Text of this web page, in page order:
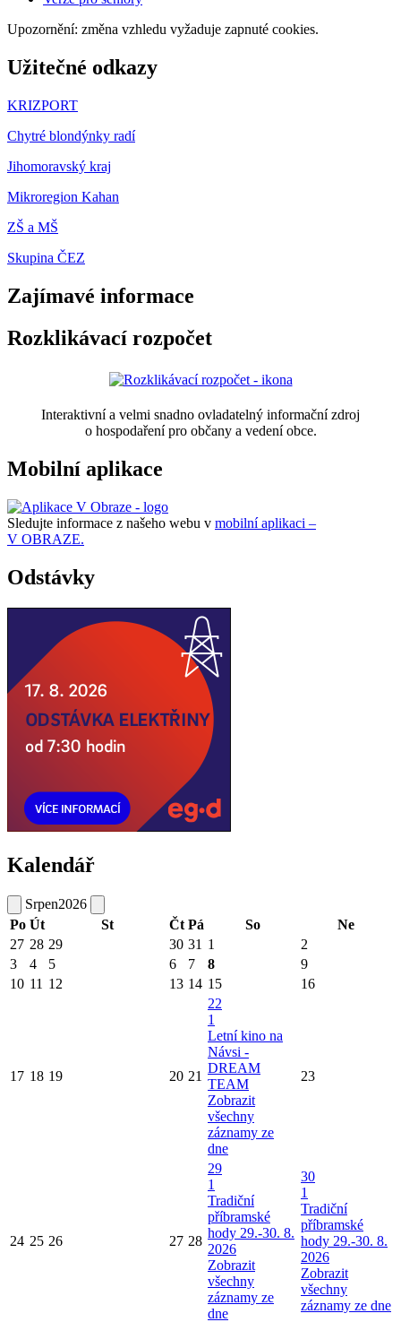
Upozornění: změna vzhledu vyžaduje zapnuté cookies.
Užitečné odkazy
KRIZPORT
Chytré blondýnky radí
Jihomoravský kraj
Mikroregion Kahan
ZŠ a MŠ
Skupina ČEZ
Zajímavé informace
Rozklikávací rozpočet
Interaktivní a velmi snadno ovladatelný informační zdroj
o hospodaření pro občany a vedení obce.
Mobilní aplikace
Sledujte informace z našeho webu v mobilní aplikaci –
V OBRAZE.
Odstávky
Kalendář
Srpen2026
Po Út St Čt Pá So
Ne
27 28 29 30 31 1
2
3
4 5 6 7 8
9
10 11 12 13 14 15 16
17 18 19 20 21
22
1
Letní kino na
Návsi -
DREAM
TEAM
Zobrazit
všechny
záznamy ze
dne
23
24 25 26 27 28
29
1
Tradiční
příbramské
hody 29.-30. 8.
2026
Zobrazit
všechny
záznamy ze
dne
30
1
Tradiční
příbramské
hody 29.-30. 8.
2026
Zobrazit
všechny
záznamy ze dne